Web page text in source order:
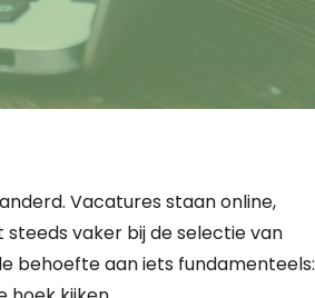
Vacatures staan online,
vaker bij de selectie van
behoefte aan iets fundamenteels: